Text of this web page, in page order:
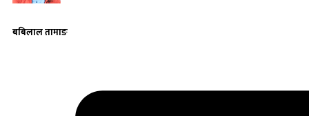
बबिलाल तामाङ